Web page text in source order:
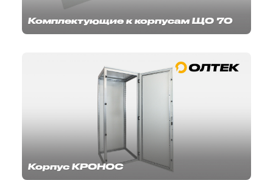
Комплектующие к корпусам ЩО 70
Корпус КРОНОС